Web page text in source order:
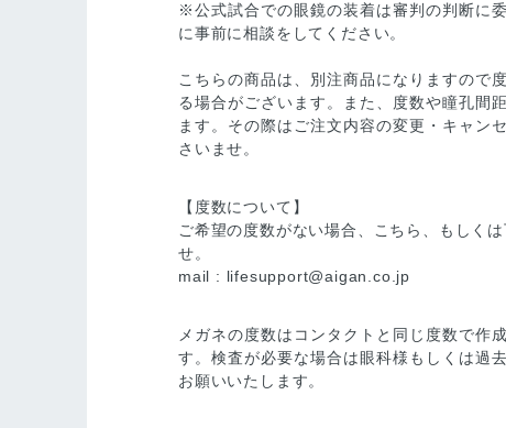
※公式試合での眼鏡の装着は審判の判断に
に事前に相談をしてください。
こちらの商品は、別注商品になりますので
る場合がございます。また、度数や瞳孔間
ます。その際はご注文内容の変更・キャン
さいませ。
【度数について】
ご希望の度数がない場合、こちら、もしく
せ。
mail : lifesupport@aigan.co.jp
メガネの度数はコンタクトと同じ度数で作
す。検査が必要な場合は眼科様もしくは過
お願いいたします。